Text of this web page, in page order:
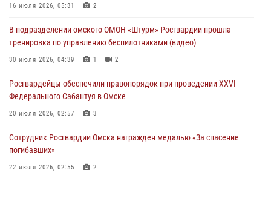
27 июля 2026, 07:54
Росгвардия обеспечила правопорядок на концерте группы IOWA в
Омске
27 июля 2026, 01:42
16 июля 2026, 05:31 2
В подразделении омского ОМОН «Штурм» Росгвардии прошла
тренировка по управлению беспилотниками (видео)
30 июля 2026, 04:39 1 2
Росгвардейцы обеcпечили правопорядок при проведении XXVI
Федерального Сабантуя в Омске
20 июля 2026, 02:57 3
Сотрудник Росгвардии Омска награжден медалью «За спасение
погибавших»
22 июля 2026, 02:55 2